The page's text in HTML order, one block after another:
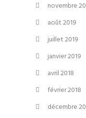
novembre
août 2019
juillet 2019
janvier 2019
avril 2018
février 2018
décembre